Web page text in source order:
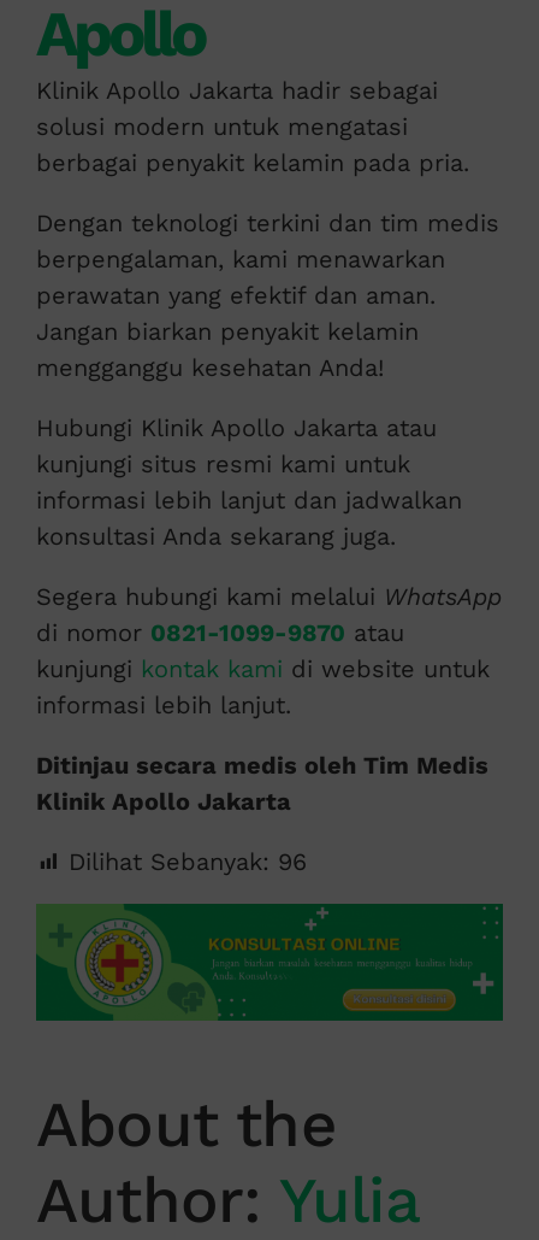
Apollo
Klinik Apollo Jakarta hadir sebagai
solusi modern untuk mengatasi
berbagai penyakit kelamin pada pria.
Dengan teknologi terkini dan tim medis
berpengalaman, kami menawarkan
perawatan yang efektif dan aman.
Jangan biarkan penyakit kelamin
mengganggu kesehatan Anda!
Hubungi Klinik Apollo Jakarta atau
kunjungi situs resmi kami untuk
informasi lebih lanjut dan jadwalkan
konsultasi Anda sekarang juga.
Segera hubungi kami melalui WhatsApp
di nomor 0821-1099-9870 atau
kunjungi kontak kami di website untuk
informasi lebih lanjut.
Ditinjau secara medis oleh Tim Medis
Klinik Apollo Jakarta
Dilihat Sebanyak: 96
About the
Author: Yulia